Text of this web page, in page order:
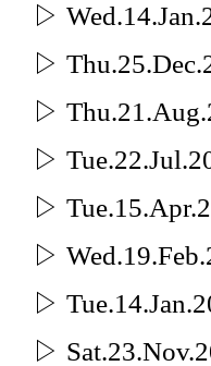
▷
▷
▷
▷
▷
▷
▷
▷